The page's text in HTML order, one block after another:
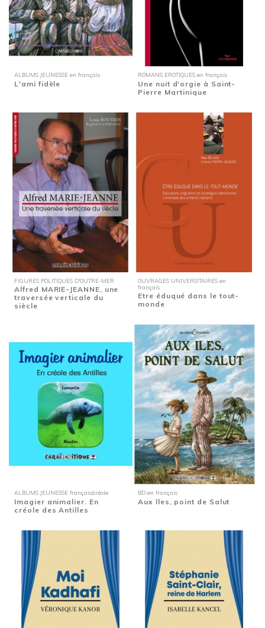
ALBUMS JEUNESSE en français
L'ami fidèle
ROMANS EROTIQUES en français
Une nuit d'orgie à Saint-
Pierre Martinique
FIGURES POLITIQUES D'OUTRE-MER
Alfred MARIE-JEANNE, une
traversée verticale du
siècle
OUVRAGES UNIVERSITAIRES en
français
Etre éduqué dans le tout-
monde
ALBUMS JEUNESSE français/créole
Imagier animalier. En
créole des Antilles
BD en français
Aux îles, point de Salut